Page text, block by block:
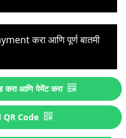
करा आणि पूर्ण बातमी
करा आणि पेमेंट करा
Code